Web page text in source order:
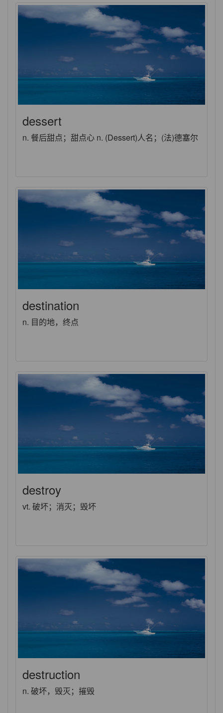
dessert
n. 餐后甜点；甜点心 n. (Dessert)人名；(法)德塞尔
destination
n. 目的地，终点
destroy
vt. 破坏；消灭；毁坏
destruction
n. 破坏，毁灭；摧毁